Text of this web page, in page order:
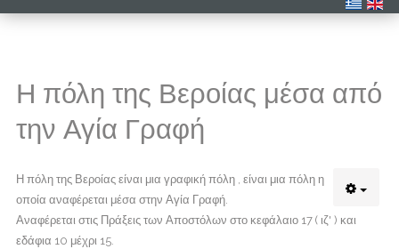
Μελετώντας την Αγία Γραφή
Η πόλη της Βεροίας μέσα από
την Αγία Γραφή
Η πόλη της Βεροίας είναι μια γραφική πόλη , είναι μια πόλη η
οποία αναφέρεται μέσα στην Αγία Γραφή.
Αναφέρεται στις Πράξεις των Αποστόλων στο κεφάλαιο 17 ( ιζ' ) και
εδάφια 10 μέχρι 15.